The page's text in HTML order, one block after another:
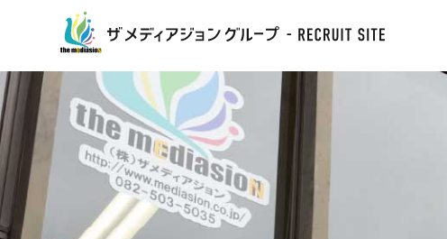
PEOPLE
先輩社員ヒストリー
山本 速
門田 慧
古屋敷 友花